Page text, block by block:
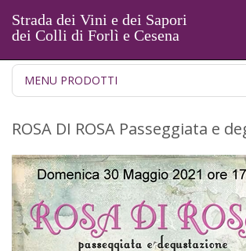
Strada dei Vini e dei Sapori
dei Colli di Forlì e Cesena
MENU PRODOTTI
ROSA DI ROSA Passeggiata e